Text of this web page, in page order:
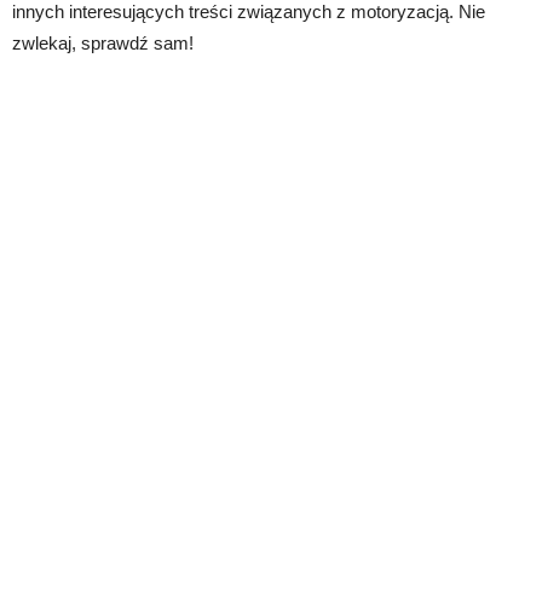
innych interesujących treści związanych z motoryzacją. Nie
zwlekaj, sprawdź sam!